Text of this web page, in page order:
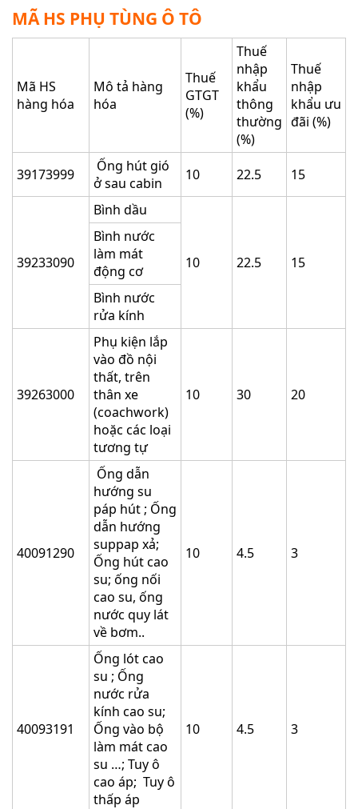
MÃ HS PHỤ TÙNG Ô TÔ
Mã HS
hàng hóa
Mô tả hàng
hóa
Thuế
GTGT
(%)
Thuế
nhập
khẩu
thông
thường
(%)
Thuế
nhập
khẩu ưu
đãi (%)
39173999
Ống hút gió
ở sau cabin
10 22.5 15
39233090
Bình dầu
10 22.5 15
Bình nước
làm mát
động cơ
Bình nước
rửa kính
39263000
Phụ kiện lắp
vào đồ nội
thất, trên
thân xe
(coachwork)
hoặc các loại
tương tự
10 30 20
40091290
Ống dẫn
hướng su
páp hút ; Ống
dẫn hướng
suppap xả;
Ống hút cao
su; ống nối
cao su, ống
nước quy lát
về bơm..
10 4.5 3
40093191
Ống lót cao
su ; Ống
nước rửa
kính cao su;
Ống vào bộ
làm mát cao
su …; Tuy ô
cao áp; Tuy ô
thấp áp
10 4.5 3